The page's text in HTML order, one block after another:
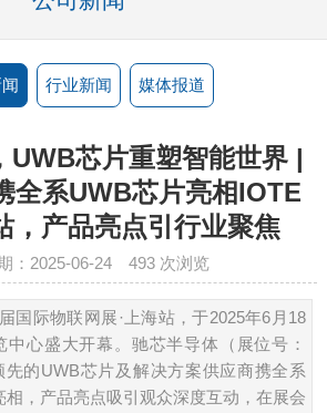
行业新闻 媒体报道
UWB芯片重塑智能世界 |
全系UWB芯片亮相IOTE
，产品亮点引行业聚焦
：2025-06-24493 次浏览
国际物联网展·上海站，于2025年6月18
中心盛大开幕。驰芯半导体（展位号：
先的UWB芯片及解决方案供应商携全系
相，产品亮点吸引观众深度互动，在展会